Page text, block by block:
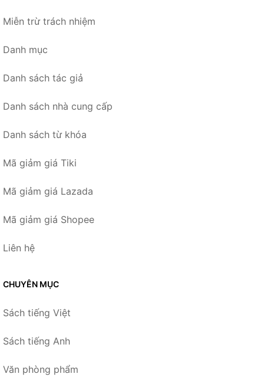
Miễn trừ trách nhiệm
Danh mục
Danh sách tác giả
Danh sách nhà cung cấp
Danh sách từ khóa
Mã giảm giá Tiki
Mã giảm giá Lazada
Mã giảm giá Shopee
Liên hệ
CHUYÊN MỤC
Sách tiếng Việt
Sách tiếng Anh
Văn phòng phẩm